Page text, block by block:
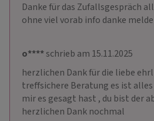
Danke für das Zufallsgespräch
ohne viel vorab info danke
o****schrieb am 15.11.2025
herzlichen Dank für die liebe
treffsichere Beratung es ist
mir es gesagt hast , du bist der
herzlichen Dank nochmal